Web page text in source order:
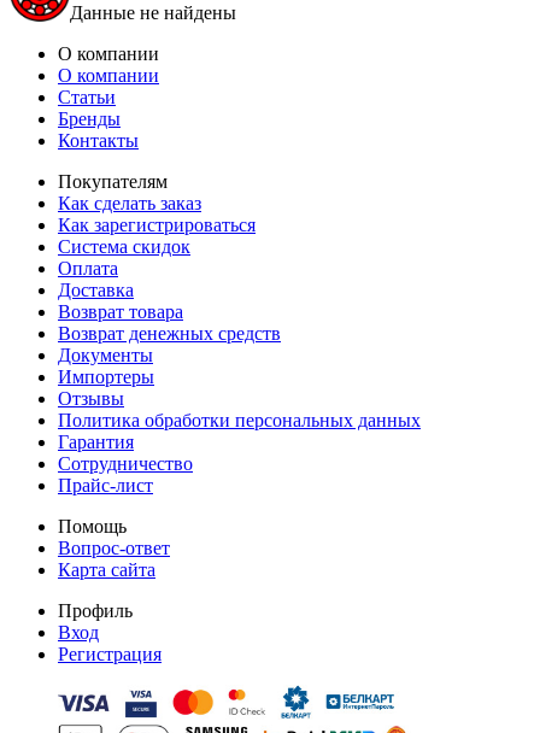
Данные не найдены
О компании
О компании
Статьи
Бренды
Контакты
Покупателям
Как сделать заказ
Как зарегистрироваться
Система скидок
Оплата
Доставка
Возврат товара
Возврат денежных средств
Документы
Импортеры
Отзывы
Политика обработки персональных данных
Гарантия
Сотрудничество
Прайс-лист
Помощь
Вопрос-ответ
Карта сайта
Профиль
Вход
Регистрация